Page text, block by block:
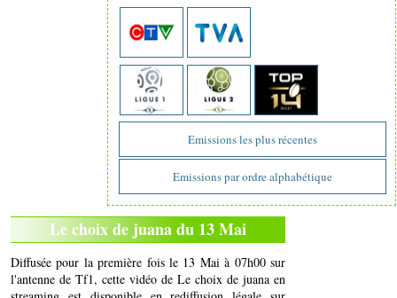
Emissions les plus récentes
Emissions par ordre alphabétique
Le choix de juana du 13 Mai
Diffusée pour la première fois le 13 Mai à 07h00 sur
l'antenne de Tf1, cette vidéo de Le choix de juana en